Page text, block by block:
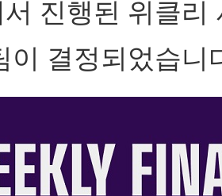
진행된 위클
이 결정되었습니